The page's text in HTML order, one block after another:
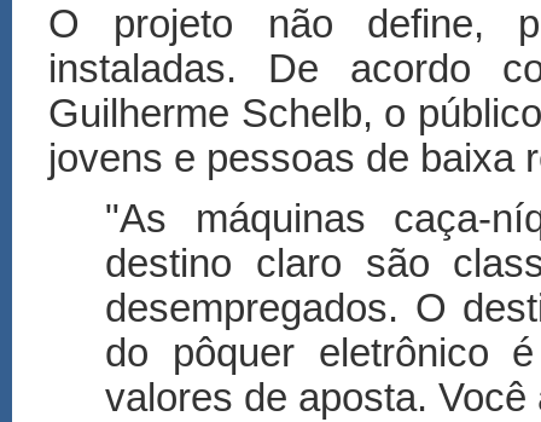
O projeto não define,
instaladas. De acordo
Guilherme Schelb, o
jovens e pessoas de baixa
"As máquinas caça-
destino claro são
desempregados. O
do pôquer eletrônico
valores de aposta.